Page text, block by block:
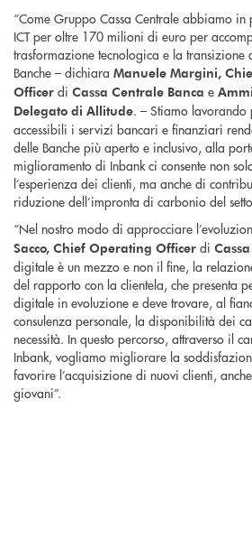
“Come Gruppo Cassa Centrale abbiamo in
ICT per oltre 170 milioni di euro per
trasformazione tecnologica e la transizione
Banche – dichiara Manuele Margini,
Officer di Cassa Centrale Banca e
Delegato di Allitude. – Stiamo lavorando
accessibili i servizi bancari e finanziari
delle Banche più aperto e inclusivo, alla
miglioramento di Inbank ci consente non
l’esperienza dei clienti, ma anche di
riduzione dell’impronta di carbonio del
“Nel nostro modo di approcciare
Sacco, Chief Operating Officer di
digitale è un mezzo e non il fine, la
del rapporto con la clientela, che presenta
digitale in evoluzione e deve trovare, al
consulenza personale, la disponibilità dei
necessità. In questo percorso, attraverso il
Inbank, vogliamo migliorare la
favorire l’acquisizione di nuovi clienti,
giovani”.